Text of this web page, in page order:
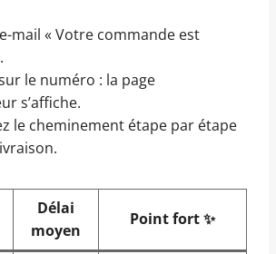
mail « Votre commande est
le numéro : la page
s’affiche.
le cheminement étape par étape
Délai
moyen
Point fort ✨